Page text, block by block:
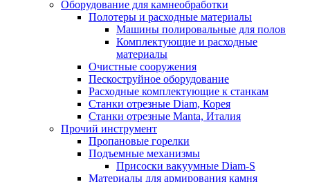
Оборудование для камнеобработки
Полотеры и расходные материалы
Машины полировальные для полов
Комплектующие и расходные
материалы
Очистные сооружения
Пескоструйное оборудование
Расходные комплектующие к станкам
Станки отрезные Diam, Корея
Станки отрезные Manta, Италия
Прочий инструмент
Пропановые горелки
Подъeмные механизмы
Присоски вакуумные Diam-S
Материалы для армирования камня